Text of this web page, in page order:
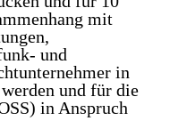
mit
und
in
und für die
in Anspruch